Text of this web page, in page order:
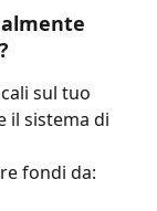
sul tuo
il sistema di
fondi da: